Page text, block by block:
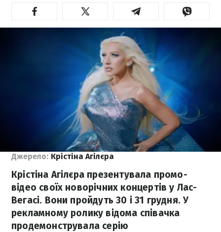
Джерело: Крістіна Агілєра
Крістіна Агілєра презентувала промо-
відео своїх новорічних концертів у Лас-
Вегасі. Вони пройдуть 30 і 31 грудня. У
рекламному ролику відома співачка
продемонструвала серію